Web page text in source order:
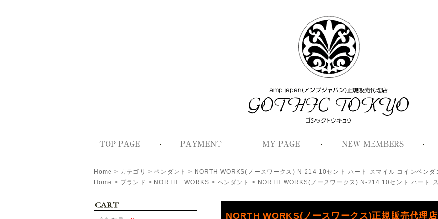
Home > カテゴリ >ペンダント > NORTH WORKS(ノースワークス) N-214 10セント ハート スマイル コインペンダ
Home > ブランド > NORTH WORKS > ペンダント > NORTH WORKS(ノースワークス) N-214 10セント ハート
NORTH WORKS(ノースワークス)正規販売代理店